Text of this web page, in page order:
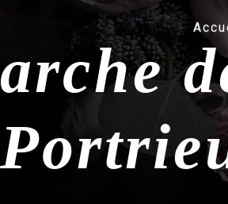
Panneau de gestion des cookies
arche